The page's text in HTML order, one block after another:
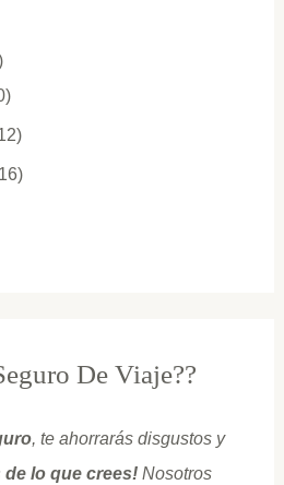
De Viaje??
, te ahorrarás disgustos y
lo que crees!Nosotros